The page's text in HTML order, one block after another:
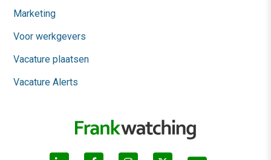
Marketing
Voor werkgevers
Vacature plaatsen
Vacature Alerts